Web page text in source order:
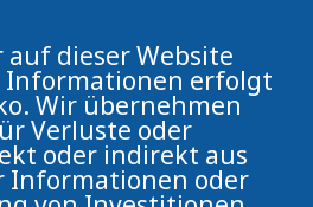
dieser Website
erfolgt
Wir übernehmen
Verluste oder
oder indirekt aus
Informationen oder